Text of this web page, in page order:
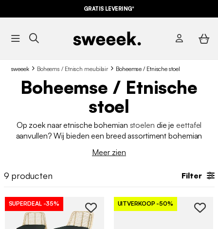
GRATIS LEVERING*
sweeek Boheems / Etnisch meubilair Boheemse / Etnische stoel
Boheemse / Etnische
stoel
Op zoek naar etnische bohemian stoelen die jeeettafel
aanvullen? Wij bieden een breed assortiment bohemian
houten en rieten stoelen ofbarkrukken
Meer zien
9 producten Filter
SUPERDEAL -35% UITVERKOOP -50%